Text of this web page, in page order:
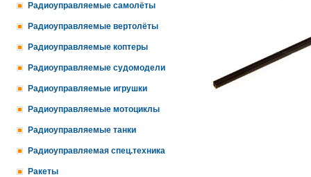
Радиоуправляемые самолёты
Радиоуправляемые вертолёты
Радиоуправляемые коптеры
Радиоуправляемые судомодели
Радиоуправляемые игрушки
Радиоуправляемые мотоциклы
Радиоуправляемые танки
Радиоуправляемая спец.техника
Ракеты